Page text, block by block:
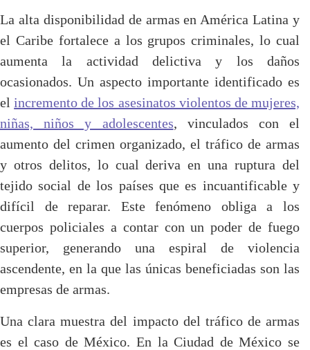
La alta disponibilidad de armas en América Latina y
el Caribe fortalece a los grupos criminales, lo cual
aumenta la actividad delictiva y los daños
ocasionados. Un aspecto importante identificado es
elincremento de los asesinatos violentos de mujeres,
niñas, niños y adolescentes, vinculados con el
aumento del crimen organizado, el tráfico de armas
y otros delitos, lo cual deriva en una ruptura del
tejido social de los países que es incuantificable y
difícil de reparar. Este fenómeno obliga a los
cuerpos policiales a contar con un poder de fuego
superior, generando una espiral de violencia
ascendente, en la que las únicas beneficiadas son las
empresas de armas.
Una clara muestra del impacto del tráfico de armas
es el caso de México. En la Ciudad de México se